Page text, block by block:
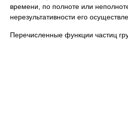
времени, по полноте или
нерезультативности его
Перечисленные функции частиц